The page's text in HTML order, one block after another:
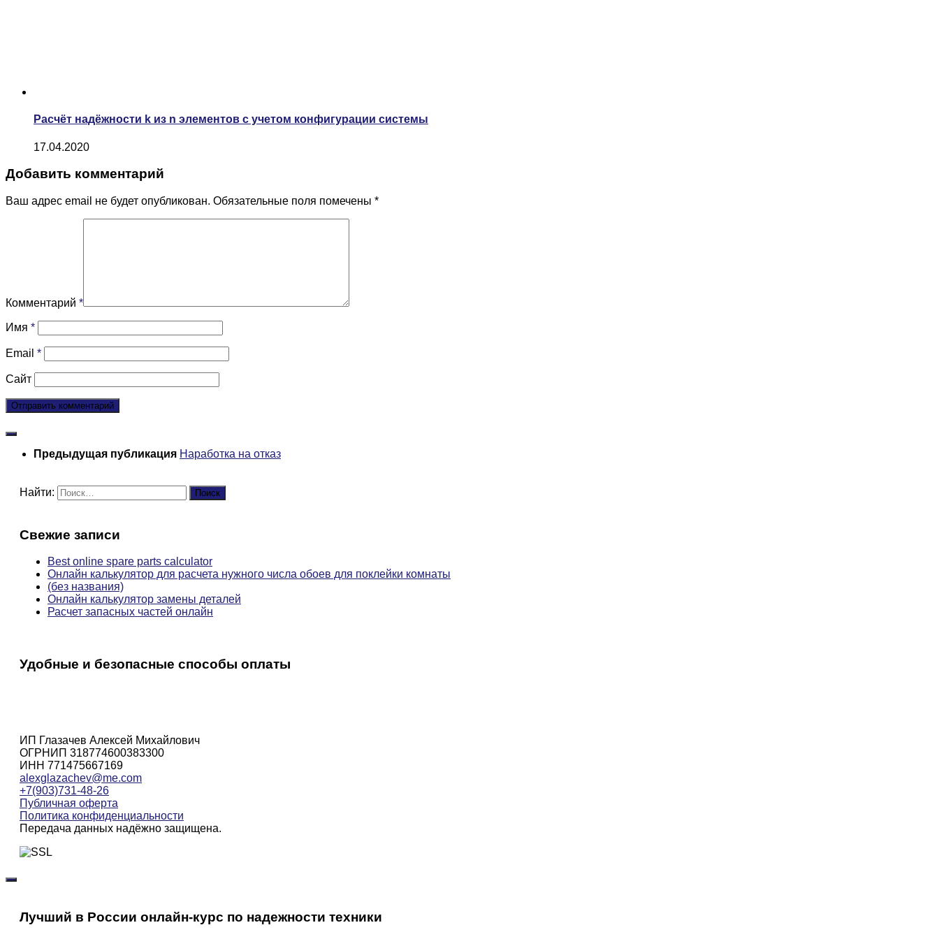
Расчёт надёжности k из n элементов с учетом конфигурации системы
17.04.2020
Добавить комментарий
Ваш адрес email не будет опубликован. Обязательные поля помечены *
Комментарий *
Имя *
Email *
Сайт
Предыдущая публикация Наработка на отказ
Найти:
Свежие записи
Best online spare parts calculator
Онлайн калькулятор для расчета нужного числа обоев для поклейки комнаты
(без названия)
Онлайн калькулятор замены деталей
Расчет запасных частей онлайн
Удобные и безопасные способы оплаты
ИП Глазачев Алексей Михайлович
ОГРНИП 318774600383300
ИНН 771475667169
alexglazachev@me.com
+7(903)731-48-26
Публичная оферта
Политика конфиденциальности
Передача данных надёжно защищена.
Лучший в России онлайн-курс по надежности техники